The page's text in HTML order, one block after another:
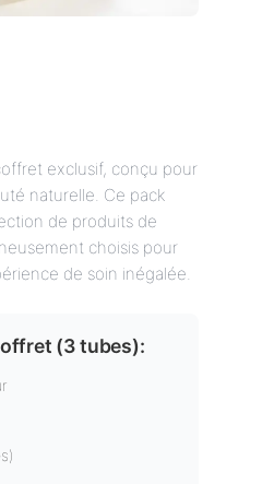
exclusif, conçu pour
naturelle. Ce pack
de produits de
choisis pour
de soin inégalée.
(3 tubes):